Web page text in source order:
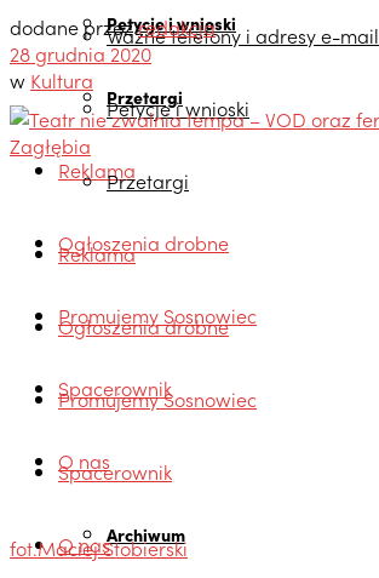
Petycje i wnioski
Przetargi
Reklama
Ogłoszenia drobne
Promujemy Sosnowiec
Spacerownik
O nas
Archiwum
Ważne telefony i adresy e-mail
Petycje i wnioski
Przetargi
Reklama
Ogłoszenia drobne
Promujemy Sosnowiec
Spacerownik
O nas
dodane przezredakcja
28 grudnia 2020
w Kultura
fot.Maciej Stobierski